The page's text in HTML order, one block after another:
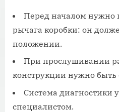
Перед началом нужно
рычага коробки: он
положении.
При прослушивании
конструкции нужно
Система диагностики
специалистом.